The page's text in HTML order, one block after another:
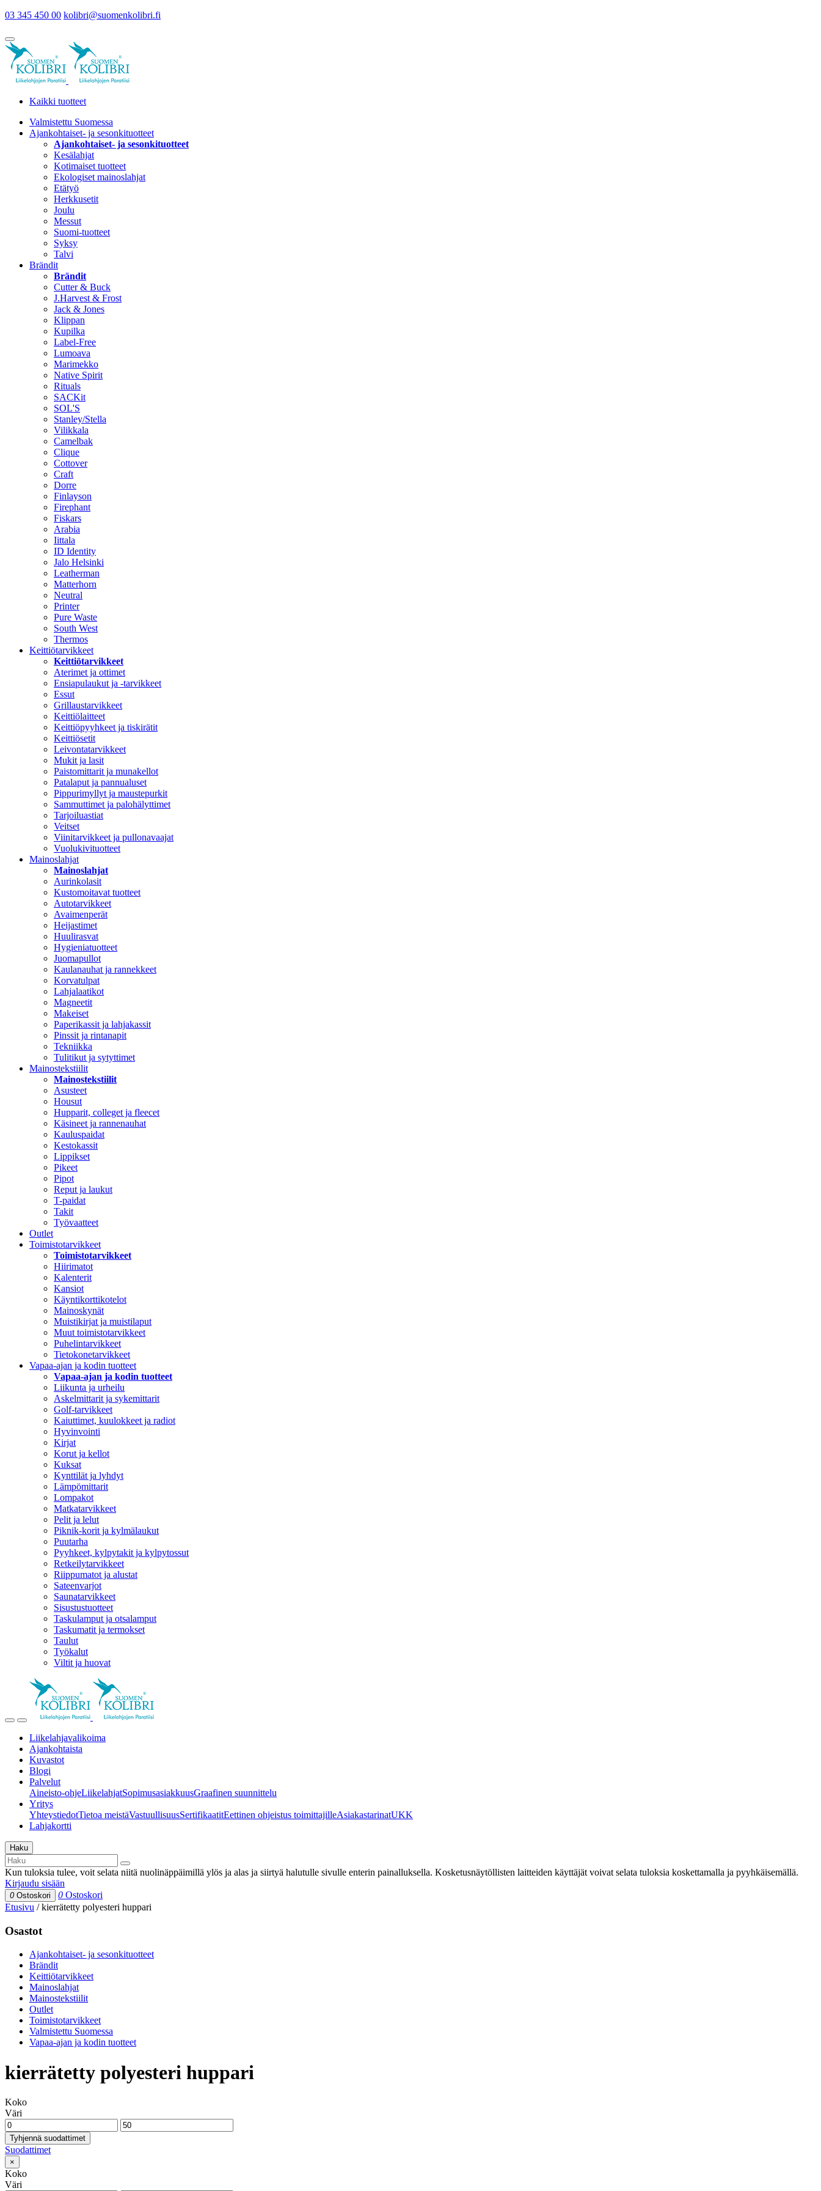
03 345 450 00 kolibri@suomenkolibri.fi
Kaikki tuotteet
Valmistettu Suomessa
Ajankohtaiset- ja sesonkituotteet
Ajankohtaiset- ja sesonkituotteet
Kesälahjat
Kotimaiset tuotteet
Ekologiset mainoslahjat
Etätyö
Herkkusetit
Joulu
Messut
Suomi-tuotteet
Syksy
Talvi
Brändit
Brändit
Cutter & Buck
J.Harvest & Frost
Jack & Jones
Klippan
Kupilka
Label-Free
Lumoava
Marimekko
Native Spirit
Rituals
SACKit
SOL'S
Stanley/Stella
Vilikkala
Camelbak
Clique
Cottover
Craft
Dorre
Finlayson
Firephant
Fiskars
Arabia
Iittala
ID Identity
Jalo Helsinki
Leatherman
Matterhorn
Neutral
Printer
Pure Waste
South West
Thermos
Keittiötarvikkeet
Keittiötarvikkeet
Aterimet ja ottimet
Ensiapulaukut ja -tarvikkeet
Essut
Grillaustarvikkeet
Keittiölaitteet
Keittiöpyyhkeet ja tiskirätit
Keittiösetit
Leivontatarvikkeet
Mukit ja lasit
Paistomittarit ja munakellot
Patalaput ja pannualuset
Pippurimyllyt ja maustepurkit
Sammuttimet ja palohälyttimet
Tarjoiluastiat
Veitset
Viinitarvikkeet ja pullonavaajat
Vuolukivituotteet
Mainoslahjat
Mainoslahjat
Aurinkolasit
Kustomoitavat tuotteet
Autotarvikkeet
Avaimenperät
Heijastimet
Huulirasvat
Hygieniatuotteet
Juomapullot
Kaulanauhat ja rannekkeet
Korvatulpat
Lahjalaatikot
Magneetit
Makeiset
Paperikassit ja lahjakassit
Pinssit ja rintanapit
Tekniikka
Tulitikut ja sytyttimet
Mainostekstiilit
Mainostekstiilit
Asusteet
Housut
Hupparit, colleget ja fleecet
Käsineet ja rannenauhat
Kauluspaidat
Kestokassit
Lippikset
Pikeet
Pipot
Reput ja laukut
T-paidat
Takit
Työvaatteet
Outlet
Toimistotarvikkeet
Toimistotarvikkeet
Hiirimatot
Kalenterit
Kansiot
Käyntikorttikotelot
Mainoskynät
Muistikirjat ja muistilaput
Muut toimistotarvikkeet
Puhelintarvikkeet
Tietokonetarvikkeet
Vapaa-ajan ja kodin tuotteet
Vapaa-ajan ja kodin tuotteet
Liikunta ja urheilu
Askelmittarit ja sykemittarit
Golf-tarvikkeet
Kaiuttimet, kuulokkeet ja radiot
Hyvinvointi
Kirjat
Korut ja kellot
Kuksat
Kynttilät ja lyhdyt
Lämpömittarit
Lompakot
Matkatarvikkeet
Pelit ja lelut
Piknik-korit ja kylmälaukut
Puutarha
Pyyhkeet, kylpytakit ja kylpytossut
Retkeilytarvikkeet
Riippumatot ja alustat
Sateenvarjot
Saunatarvikkeet
Sisustustuotteet
Taskulamput ja otsalamput
Taskumatit ja termokset
Taulut
Työkalut
Viltit ja huovat
Liikelahjavalikoima
Ajankohtaista
Kuvastot
Blogi
Palvelut
Aineisto-ohjeLiikelahjatSopimusasiakkuusGraafinen suunnittelu
Yritys
YhteystiedotTietoa meistäVastuullisuusSertifikaatitEettinen ohjeistus toimittajilleAsiakastarinatUKK
Lahjakortti
Haku
Kun tuloksia tulee, voit selata niitä nuolinäppäimillä ylös ja alas ja siirtyä halutulle sivulle enterin painalluksella. Kosketusnäytöllisten laitteiden käyttäjät voivat selata tuloksia koskettamalla ja pyyhkäisemällä.
Kirjaudu sisään
0 Ostoskori 0 Ostoskori
Etusivu /kierrätetty polyesteri huppari
Osastot
Ajankohtaiset- ja sesonkituotteet
Brändit
Keittiötarvikkeet
Mainoslahjat
Mainostekstiilit
Outlet
Toimistotarvikkeet
Valmistettu Suomessa
Vapaa-ajan ja kodin tuotteet
kierrätetty polyesteri huppari
Koko
Väri
Tyhjennä suodattimet
Suodattimet
×
Koko
Väri